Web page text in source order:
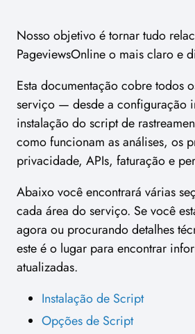
Nosso objetivo é tornar tudo
PageviewsOnline o mais claro e
Esta documentação cobre todos
serviço — desde a configuração
instalação do script de
como funcionam as análises, os
privacidade, APIs, faturação e
Abaixo você encontrará várias
cada área do serviço. Se você
agora ou procurando detalhes
este é o lugar para encontrar
atualizadas.
Instalação de Script
Opções de Script